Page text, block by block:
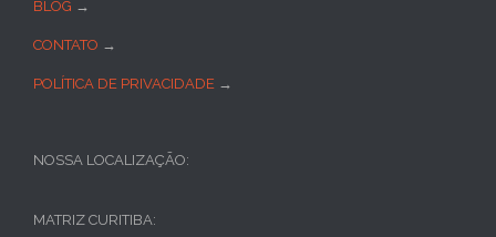
BLOG →
CONTATO →
POLÍTICA DE PRIVACIDADE →
NOSSA LOCALIZAÇÃO:
MATRIZ CURITIBA: